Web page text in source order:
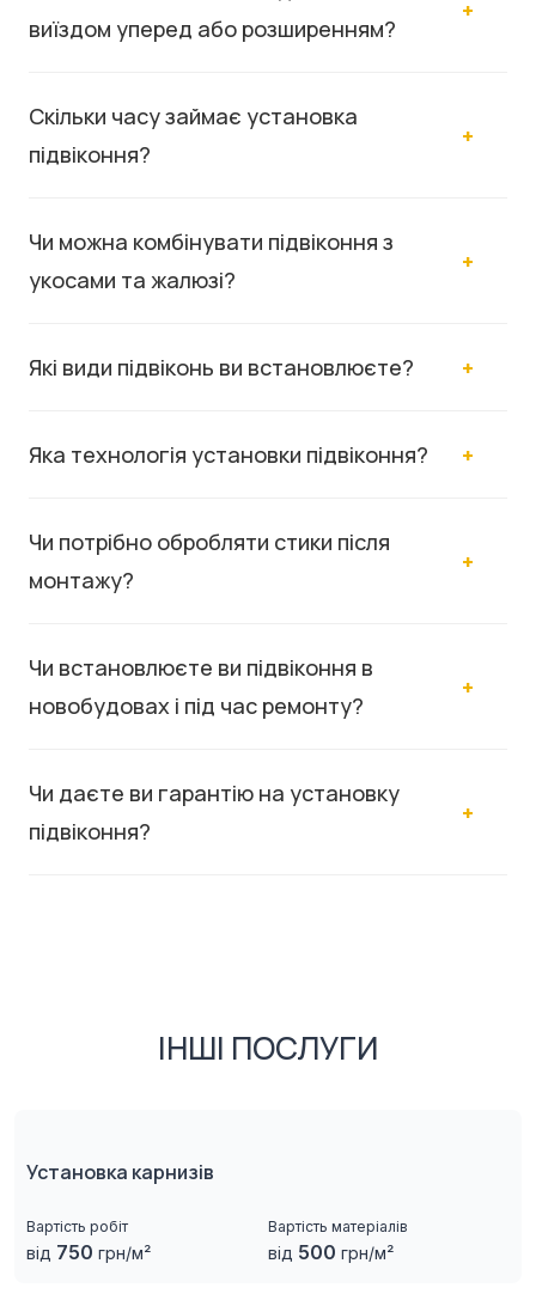
виїздом уперед або розширенням?
Скільки часу займає установка
підвіконня?
Чи можна комбінувати підвіконня з
укосами та жалюзі?
Які види підвіконь ви встановлюєте?
Яка технологія установки підвіконня?
Чи потрібно обробляти стики після
монтажу?
Чи встановлюєте ви підвіконня в
новобудовах і під час ремонту?
Чи даєте ви гарантію на установку
підвіконня?
ІНШІ ПОСЛУГИ
Установка карнизів
Вартість робіт
від 750 грн/м²
Вартість матеріалів
від 500 грн/м²